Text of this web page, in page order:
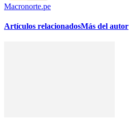
Macronorte.pe
Artículos relacionadosMás del autor